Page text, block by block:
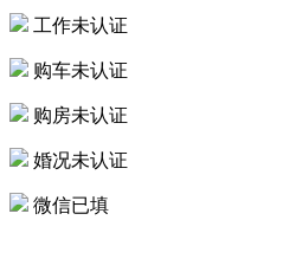
工作未认证
购车未认证
购房未认证
婚况未认证
微信已填